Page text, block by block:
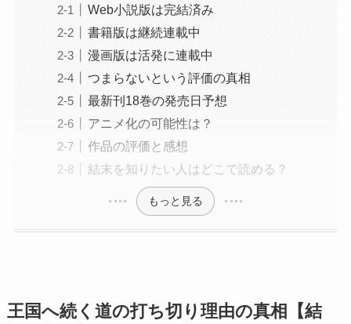
Web小説版は完結済み
書籍版は継続連載中
漫画版は活発に連載中
つまらないという評価の真相
最新刊18巻の発売日予想
アニメ化の可能性は？
作品の評価と感想
結末を知りたい人はどこで読める？
もっと見る
王国へ続く道の打ち切り理由の真相【結